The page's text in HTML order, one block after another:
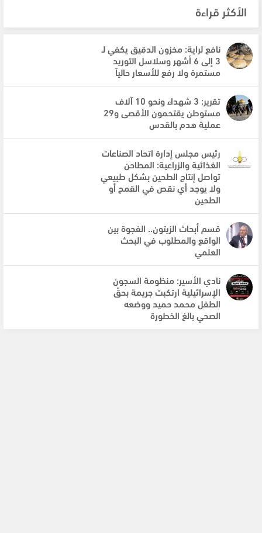
الأكثر قراءة
نافع لراية: مخزون الدقيق يكفي لـ
3 إلى 6 أشهر وسلاسل التوريد
مستمرة ولا رفع للأسعار حالياً
تقرير: 3 شهداء ونحو 10 آلاف
مستوطن يقتحمون الأقصى و29
عملية هدم بالقدس
رئيس مجلس إدارة اتحاد الصناعات
الغذائية والزراعية: المطاحن
تواصل إنتاج الطحين بشكل طبيعي
ولا يوجد أي نقص في القمح أو
الطحين
قسم أبحاث الزيتون.. الفجوة بين
الواقع والمطلوب في البحث
العلمي
نادي الأسير: منظومة السجون
الإسرائيلية ارتكبت جريمة بحقّ
الطفل محمد حميد ووضعه
الصحي بالغ الخطورة